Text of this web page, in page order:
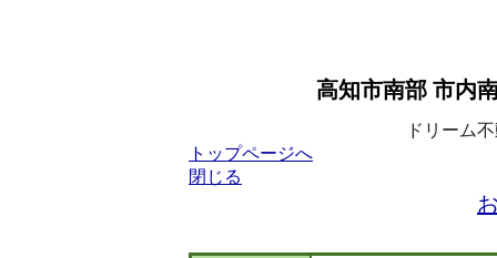
高知市南部 市内
ドリーム
トップページへ
閉じる